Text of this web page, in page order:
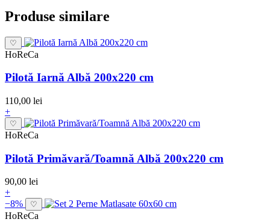
Produse similare
♡
HoReCa
Pilotă Iarnă Albă 200x220 cm
110,00 lei
+
♡
HoReCa
Pilotă Primăvară/Toamnă Albă 200x220 cm
90,00 lei
+
−8%
♡
HoReCa